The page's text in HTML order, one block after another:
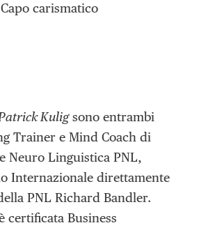
carismatico
Kuligsono entrambi
Trainer e Mind Coach di
Neuro Linguistica PNL,
Internazionale direttamente
PNL Richard Bandler.
certificata Business